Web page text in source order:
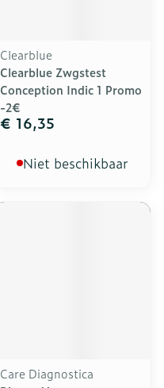
Clearblue
Clearblue Zwgstest
Conception Indic 1 Promo
-2€
€ 16,35
Niet beschikbaar
Care Diagnostica